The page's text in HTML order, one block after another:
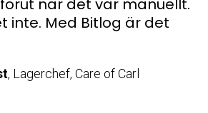
när det var manuellt.
inte. Med Bitlog är det
, Lagerchef, Care of Carl